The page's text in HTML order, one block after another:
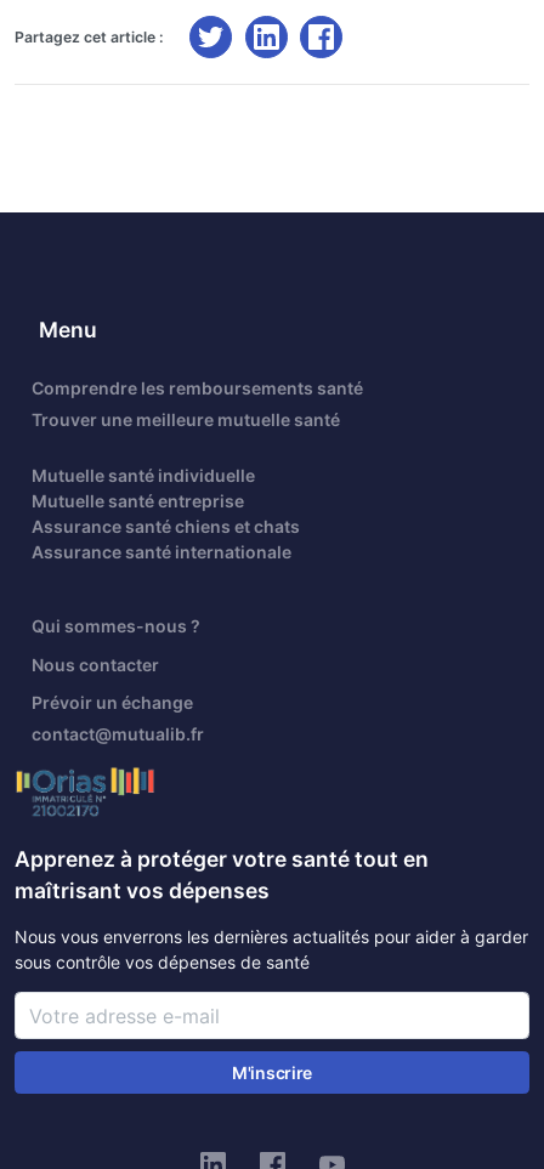
Partagez cet article :
Menu
Comprendre les remboursements santé
Trouver une meilleure mutuelle santé
Mutuelle santé individuelle
Mutuelle santé entreprise
Assurance santé chiens et chats
Assurance santé internationale
Qui sommes-nous ?
Nous contacter
Prévoir un échange
contact@mutualib.fr
Apprenez à protéger votre santé tout en
maîtrisant vos dépenses
Nous vous enverrons les dernières actualités pour aider à garder
sous contrôle vos dépenses de santé
M'inscrire